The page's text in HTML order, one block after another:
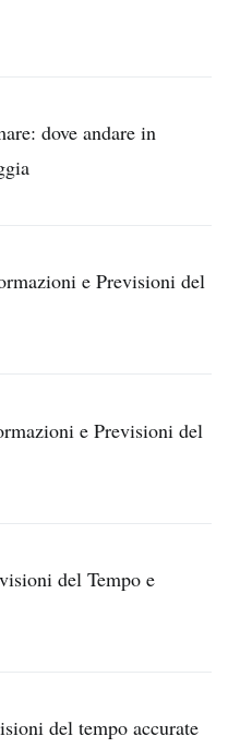
dove andare in
e Previsioni del
e Previsioni del
del Tempo e
del tempo accurate